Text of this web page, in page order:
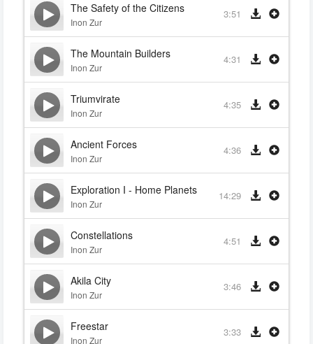
The Safety of the Citizens
Inon Zur
3:51
The Mountain Builders
Inon Zur
4:31
Triumvirate
Inon Zur
4:35
Ancient Forces
Inon Zur
4:36
Exploration I - Home Planets
Inon Zur
14:29
Constellations
Inon Zur
4:51
Akila City
Inon Zur
3:46
Freestar
Inon Zur
3:33